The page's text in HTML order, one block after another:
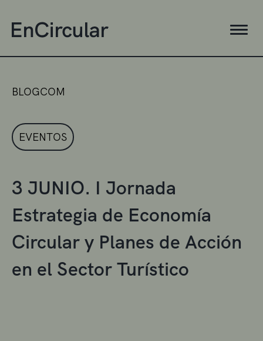
BLOGCOM
EVENTOS
3 JUNIO. I Jornada
Estrategia de Economía
Circular y Planes de Acción
en el Sector Turístico